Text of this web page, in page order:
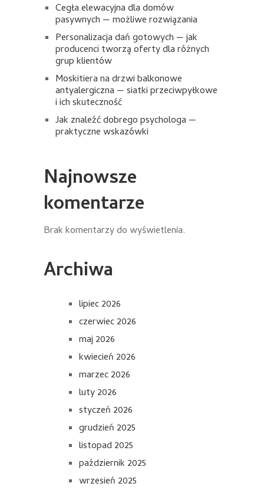
Cegła elewacyjna dla domów
pasywnych — możliwe rozwiązania
Personalizacja dań gotowych — jak
producenci tworzą oferty dla różnych
grup klientów
Moskitiera na drzwi balkonowe
antyalergiczna — siatki przeciwpyłkowe
i ich skuteczność
Jak znaleźć dobrego psychologa —
praktyczne wskazówki
Najnowsze
komentarze
Brak komentarzy do wyświetlenia.
Archiwa
lipiec 2026
czerwiec 2026
maj 2026
kwiecień 2026
marzec 2026
luty 2026
styczeń 2026
grudzień 2025
listopad 2025
październik 2025
wrzesień 2025